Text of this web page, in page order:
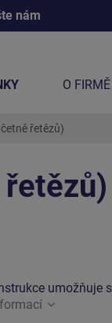
nám
řetězů)
umožňuje
O FIRMĚ